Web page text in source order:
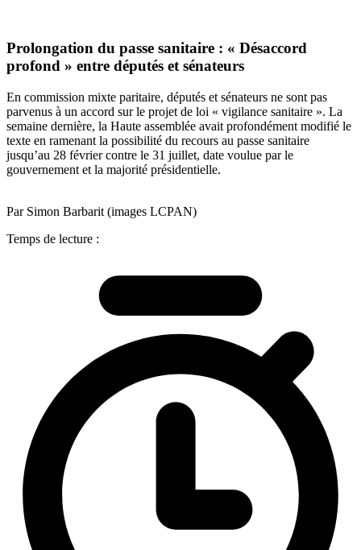
Prolongation du passe sanitaire : « Désaccord
profond » entre députés et sénateurs
En commission mixte paritaire, députés et sénateurs ne sont pas
parvenus à un accord sur le projet de loi « vigilance sanitaire ». La
semaine dernière, la Haute assemblée avait profondément modifié le
texte en ramenant la possibilité du recours au passe sanitaire
jusqu’au 28 février contre le 31 juillet, date voulue par le
gouvernement et la majorité présidentielle.
Par Simon Barbarit (images LCPAN)
Temps de lecture :